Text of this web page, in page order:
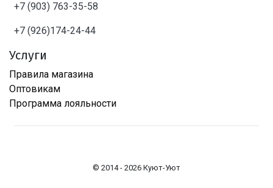
+7 (903) 763-35-58
+7 (926)174-24-44
Услуги
Правила магазина
Оптовикам
Программа лояльности
© 2014 - 2026 Куют-Уют